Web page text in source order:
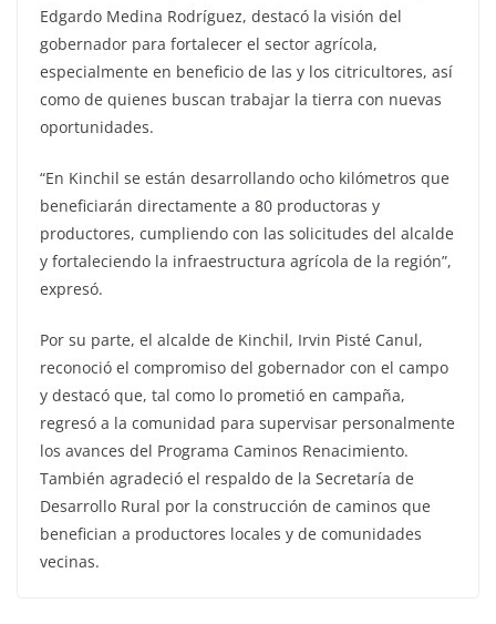
Edgardo Medina Rodríguez, destacó la visión del
gobernador para fortalecer el sector agrícola,
especialmente en beneficio de las y los citricultores, así
como de quienes buscan trabajar la tierra con nuevas
oportunidades.
“En Kinchil se están desarrollando ocho kilómetros que
beneficiarán directamente a 80 productoras y
productores, cumpliendo con las solicitudes del alcalde
y fortaleciendo la infraestructura agrícola de la región”,
expresó.
Por su parte, el alcalde de Kinchil, Irvin Pisté Canul,
reconoció el compromiso del gobernador con el campo
y destacó que, tal como lo prometió en campaña,
regresó a la comunidad para supervisar personalmente
los avances del Programa Caminos Renacimiento.
También agradeció el respaldo de la Secretaría de
Desarrollo Rural por la construcción de caminos que
benefician a productores locales y de comunidades
vecinas.